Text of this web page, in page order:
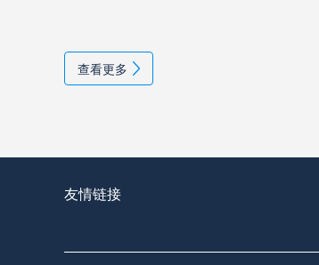
查看更多
友情链接